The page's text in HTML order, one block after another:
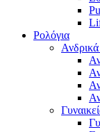
Ρολόγια